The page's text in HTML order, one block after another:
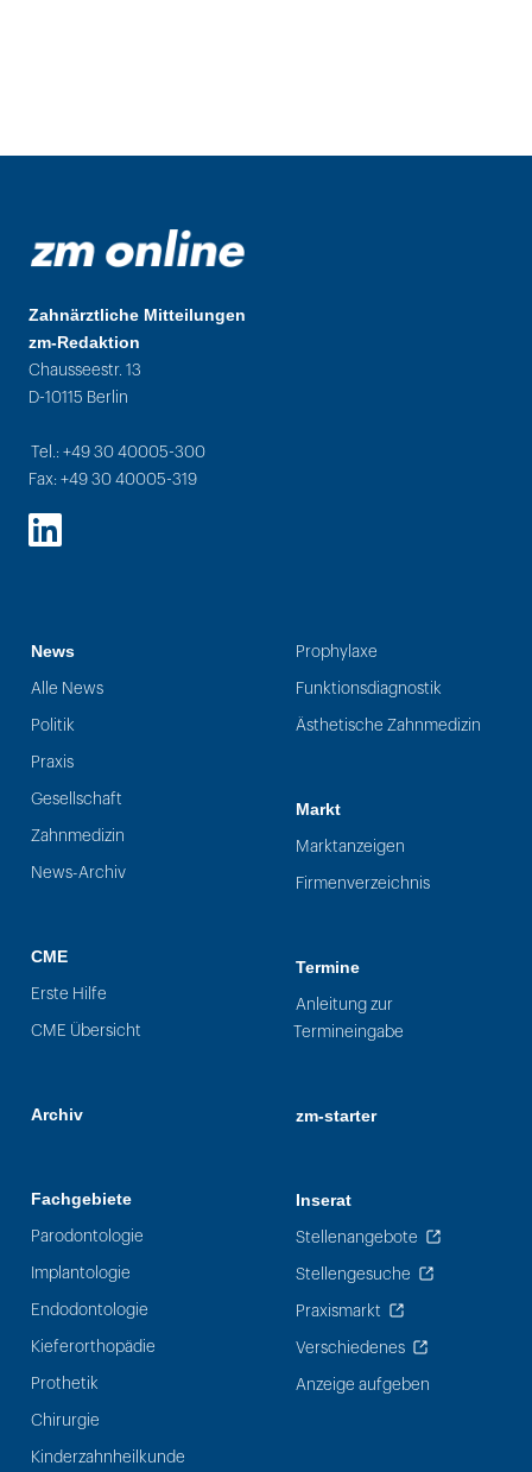
Zahnärztliche Mitteilungen
zm-Redaktion
Chausseestr. 13
D-10115 Berlin
Tel.: +49 30 40005-300
Fax: +49 30 40005-319
LinkedIn
News
Alle News
Politik
Praxis
Gesellschaft
Zahnmedizin
News-Archiv
CME
Erste Hilfe
CME Übersicht
Archiv
Fachgebiete
Parodontologie
Implantologie
Endodontologie
Kieferorthopädie
Prothetik
Chirurgie
Kinderzahnheilkunde
Prophylaxe
Funktionsdiagnostik
Ästhetische Zahnmedizin
Markt
Marktanzeigen
Firmenverzeichnis
Termine
Anleitung zur
Termineingabe
zm-starter
Inserat
Stellenangebote
Stellengesuche
Praxismarkt
Verschiedenes
Anzeige aufgeben